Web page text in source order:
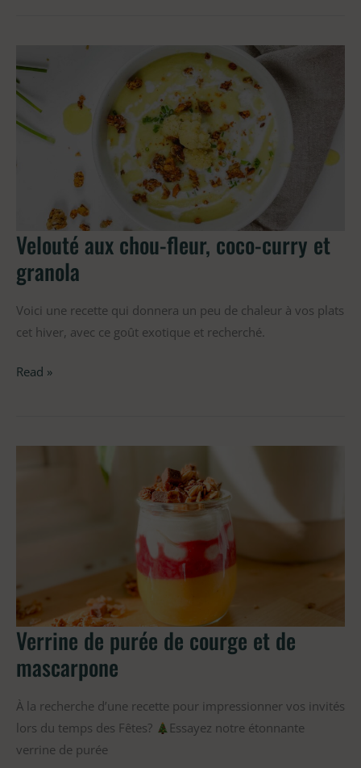
Velouté aux chou-fleur, coco-curry et
granola
Voici une recette qui donnera un peu de chaleur à vos plats
cet hiver, avec ce goût exotique et recherché.
Velouté
aux
chou-
fleur,
coco-
granola
Read »
Verrine de purée de courge et de
mascarpone
À la recherche d’une recette pour impressionner vos invités
lors du temps des Fêtes?
Essayez notre étonnante
verrine de purée
de
mascarpone